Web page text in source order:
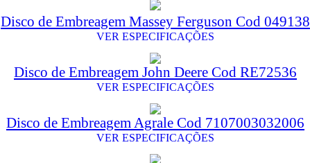
Disco de Embreagem Massey Ferguson Cod 049138
VER ESPECIFICAÇÕES
Disco de Embreagem John Deere Cod RE72536
VER ESPECIFICAÇÕES
Disco de Embreagem Agrale Cod 7107003032006
VER ESPECIFICAÇÕES